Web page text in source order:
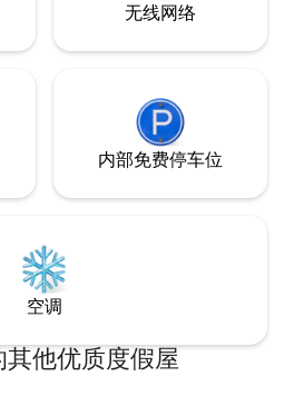
无线网络
内部免费停车位
空调
其他优质度假屋